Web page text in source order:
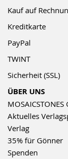
Kauf auf
Kreditkarte
PayPal
TWINT
Sicherheit (SSL)
ÜBER UNS
MOSAICSTONES
Aktuelles
Verlag
35% für Gönner
Spenden